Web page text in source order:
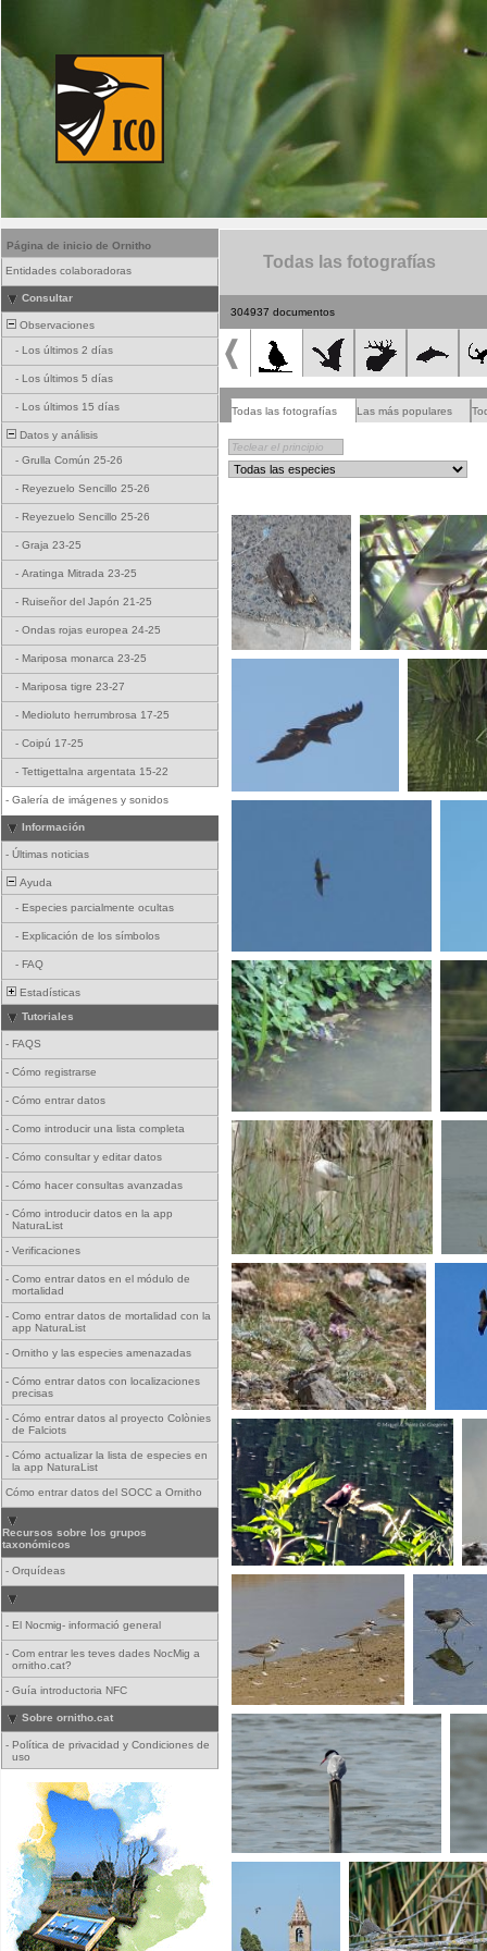
Página de inicio de Ornitho
Entidades colaboradoras
Consultar
Observaciones
- Los últimos 2 días
- Los últimos 5 días
- Los últimos 15 días
Datos y análisis
- Grulla Común 25-26
- Reyezuelo Sencillo 25-26
- Reyezuelo Sencillo 25-26
- Graja 23-25
- Aratinga Mitrada 23-25
- Ruiseñor del Japón 21-25
- Ondas rojas europea 24-25
- Mariposa monarca 23-25
- Mariposa tigre 23-27
- Medioluto herrumbrosa 17-25
- Coipú 17-25
- Tettigettalna argentata 15-22
- Galería de imágenes y sonidos
Información
- Últimas noticias
Ayuda
- Especies parcialmente ocultas
- Explicación de los símbolos
- FAQ
Estadísticas
Tutoriales
- FAQS
- Cómo registrarse
- Cómo entrar datos
- Como introducir una lista completa
- Cómo consultar y editar datos
- Cómo hacer consultas avanzadas
- Cómo introducir datos en la app
NaturaList
- Verificaciones
- Como entrar datos en el módulo de
mortalidad
- Como entrar datos de mortalidad con la
app NaturaList
- Ornitho y las especies amenazadas
- Cómo entrar datos con localizaciones
precisas
- Cómo entrar datos al proyecto Colònies
de Falciots
- Cómo actualizar la lista de especies en
la app NaturaList
Cómo entrar datos del SOCC a Ornitho
Recursos sobre los grupos
taxonómicos
- Orquídeas
- El Nocmig- informació general
- Com entrar les teves dades NocMig a
ornitho.cat?
- Guía introductoria NFC
Sobre ornitho.cat
- Política de privacidad y Condiciones de
uso
Todas las fotografías
304937 documentos
Todas las fotografías Las más populares